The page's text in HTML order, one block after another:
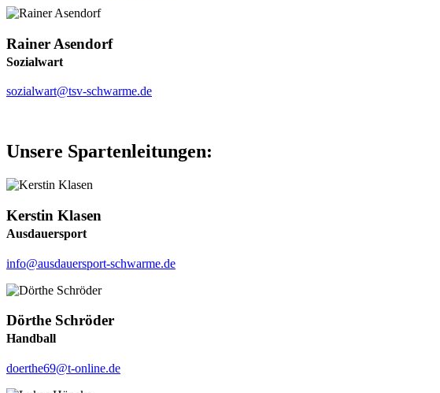
Rainer Asendorf
Sozialwart
sozialwart@tsv-schwarme.de
Unsere Spartenleitungen:
Kerstin Klasen
Ausdauersport
info@ausdauersport-schwarme.de
Dörthe Schröder
Handball
doerthe69@t-online.de